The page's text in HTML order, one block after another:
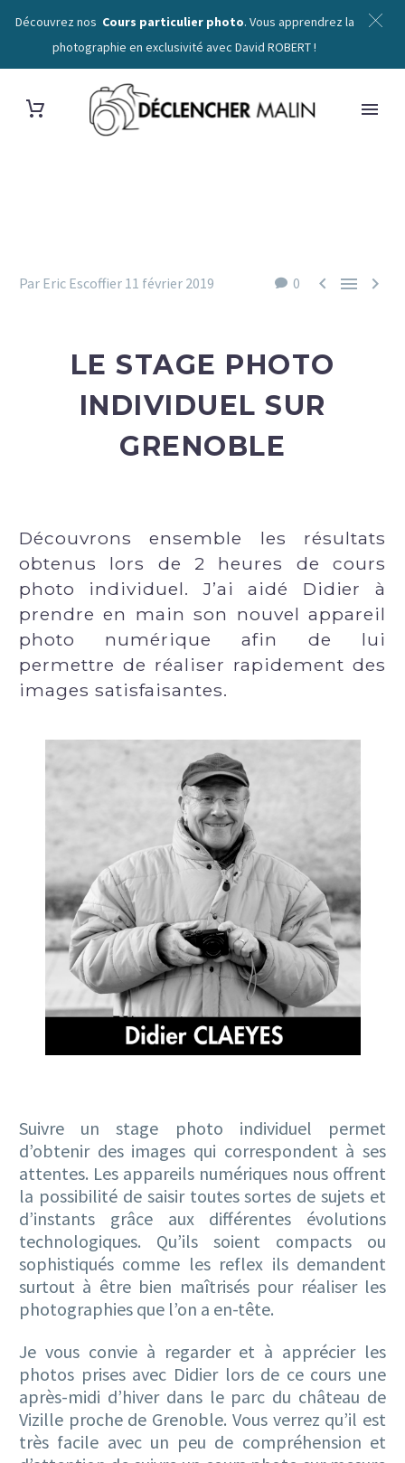
Découvrez nos Cours particulier photo. Vous apprendrez la
photographie en exclusivité avec David ROBERT !
0   
Par Eric Escoffier 11 février 2019
LE STAGE PHOTO
INDIVIDUEL SUR
GRENOBLE
Découvrons ensemble les résultats
obtenus lors de 2 heures de cours
photo individuel. J’ai aidé Didier à
prendre en main son nouvel appareil
photo numérique afin de lui
permettre de réaliser rapidement des
images satisfaisantes.
Suivre un stage photo individuel permet
d’obtenir des images qui correspondent à ses
attentes. Les appareils numériques nous offrent
la possibilité de saisir toutes sortes de sujets et
d’instants grâce aux différentes évolutions
technologiques. Qu’ils soient compacts ou
sophistiqués comme les reflex ils demandent
surtout à être bien maîtrisés pour réaliser les
photographies que l’on a en-tête.
Je vous convie à regarder et à apprécier les
photos prises avec Didier lors de ce cours une
après-midi d’hiver dans le parc du château de
Vizille proche de Grenoble. Vous verrez qu’il est
très facile avec un peu de compréhension et